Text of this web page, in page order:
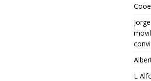
L